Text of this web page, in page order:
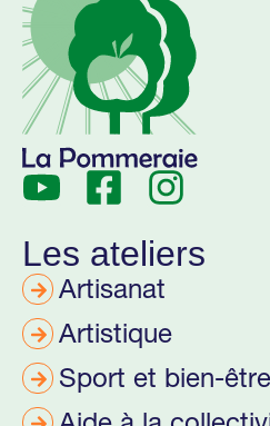
Les ateliers
Artisanat
Artistique
Sport et bien-être